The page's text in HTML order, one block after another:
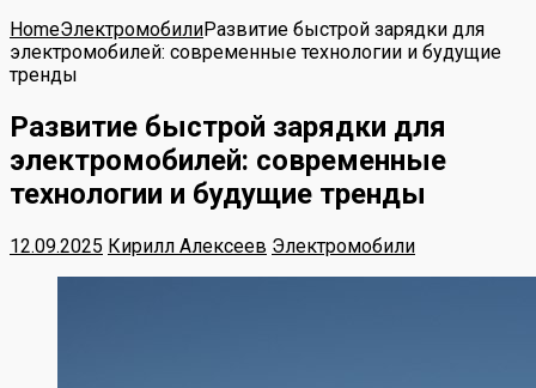
HomeЭлектромобилиРазвитие быстрой зарядки для
электромобилей: современные технологии и будущие
тренды
Развитие быстрой зарядки для
электромобилей: современные
технологии и будущие тренды
12.09.2025 Кирилл Алексеев Электромобили